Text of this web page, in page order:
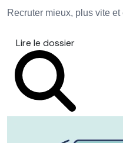
Recruter mieux, plus vite
Lire le dossier